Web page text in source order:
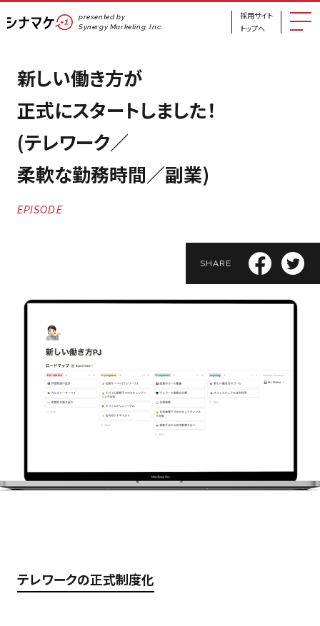
presented by
Synergy Marketing, Inc.
採用サイト
トップへ
新しい働き方が
正式にスタートしました！
(テレワーク／
柔軟な勤務時間／副業)
EPISODE
SHARE
テレワークの正式制度化